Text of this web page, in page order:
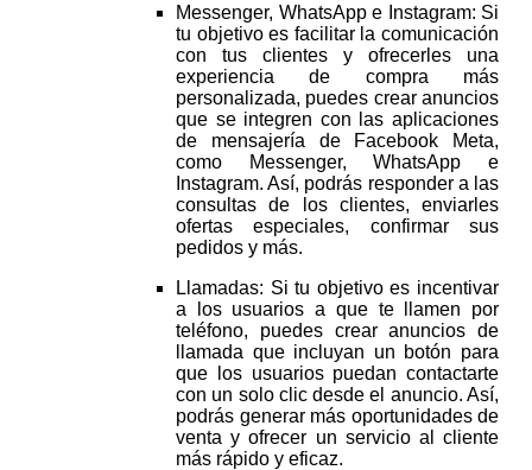
Messenger, WhatsApp e Instagram: Si
tu objetivo es facilitar la comunicación
con tus clientes y ofrecerles una
experiencia de compra más
personalizada, puedes crear anuncios
que se integren con las aplicaciones
de mensajería de Facebook Meta,
como Messenger, WhatsApp e
Instagram. Así, podrás responder a las
consultas de los clientes, enviarles
ofertas especiales, confirmar sus
pedidos y más.
Llamadas: Si tu objetivo es incentivar
a los usuarios a que te llamen por
teléfono, puedes crear anuncios de
llamada que incluyan un botón para
que los usuarios puedan contactarte
con un solo clic desde el anuncio. Así,
podrás generar más oportunidades de
venta y ofrecer un servicio al cliente
más rápido y eficaz.